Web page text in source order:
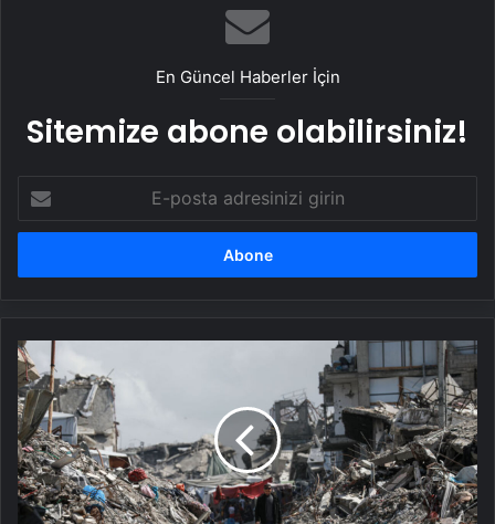
En Güncel Haberler İçin
Sitemize abone olabilirsiniz!
posta
adresinizi
İsrail
basını,
Mısır'ın
sunduğu
Gazze'de
yeni
ateşkes
konusunda